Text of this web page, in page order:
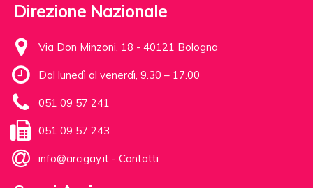
Direzione Nazionale
Via Don Minzoni, 18 - 40121 Bologna
Dal lunedì al venerdì, 9.30 – 17.00
051 09 57 241
051 09 57 243
info@arcigay.it - Contatti